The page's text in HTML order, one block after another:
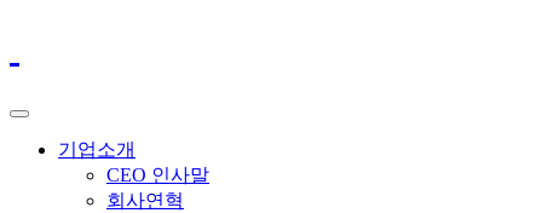
기업소개
CEO 인사말
회사연혁